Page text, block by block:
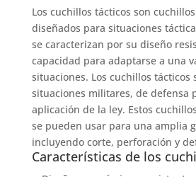
Los cuchillos tácticos son
diseñados para situaciones
se caracterizan por su diseño
capacidad para adaptarse a una
situaciones. Los cuchillos tácticos
situaciones militares, de defensa
aplicación de la ley. Estos
se pueden usar para una amplia
incluyendo corte, perforación y
Características de los